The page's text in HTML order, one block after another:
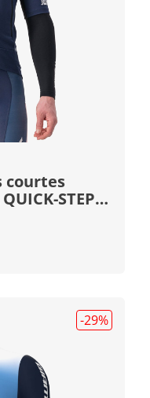
courtes
STEP
-29%